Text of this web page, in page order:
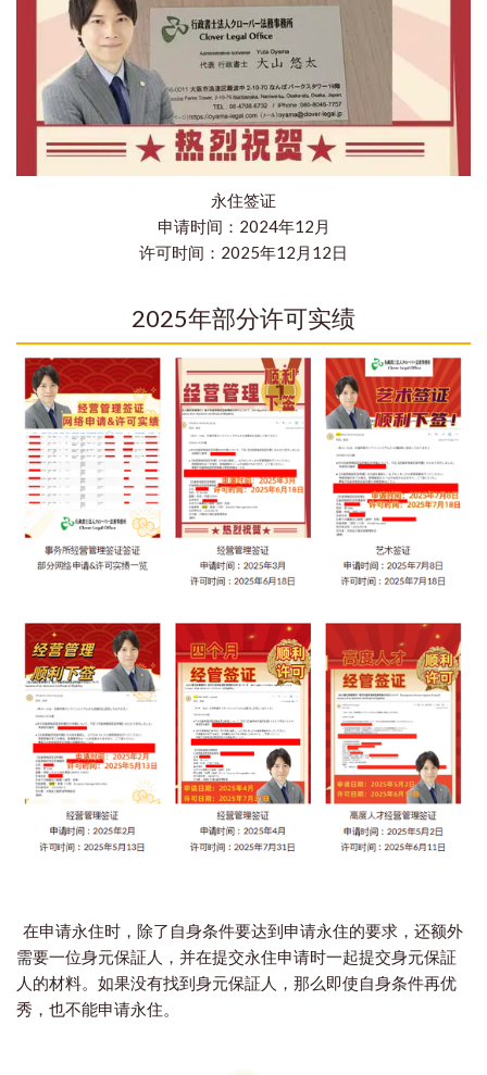
永住签证
申请时间：2024年12月
许可时间：2025年12月12日
2025年部分许可实绩
在申请永住时，除了自身条件要达到申请永住的要求，还额外
需要一位身元保証人，并在提交永住申请时一起提交身元保証
人的材料。如果没有找到身元保証人，那么即使自身条件再优
秀，也不能申请永住。